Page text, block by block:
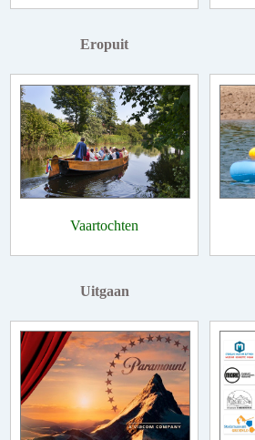
Eropuit
Vaartochten
Uitgaan